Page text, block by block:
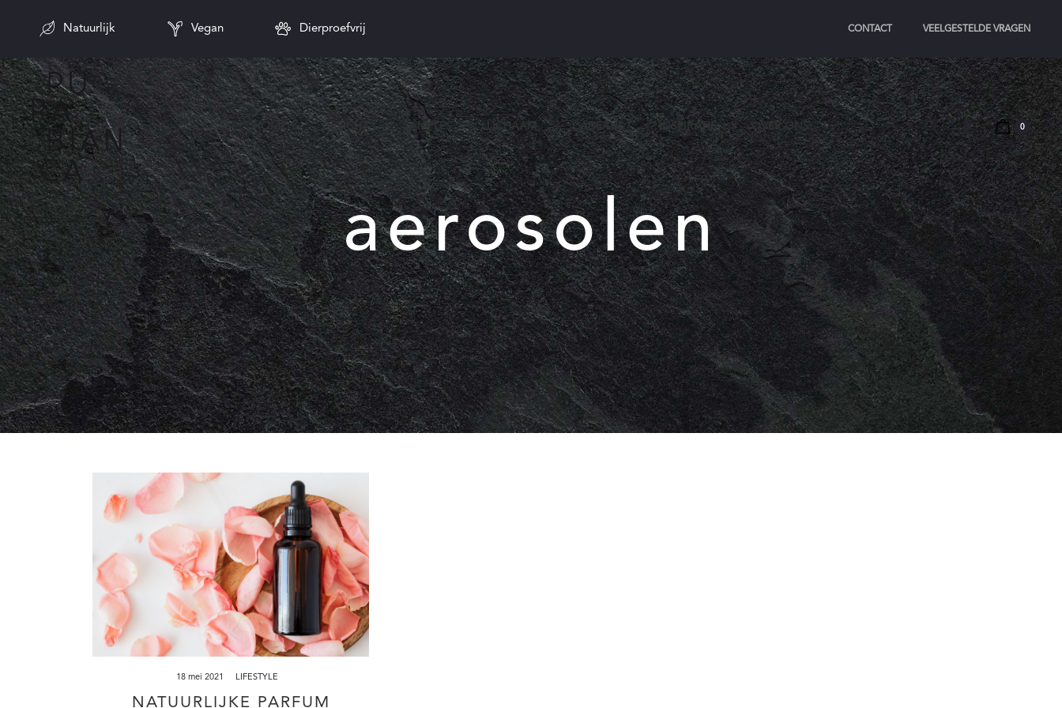
Natuurlijk Vegan Dierproefvrij CONTACT VEELGESTELDE VRAGEN
HOME GEZICHT SAMPLES LICHAAM CADEAUS INSPIRATIE OVER ONS SearchAccount 0
aerosolen
18 mei 2021 LIFESTYLE
NATUURLIJKE PARFUM